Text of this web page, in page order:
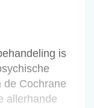
is
de Cochrane
allerhande